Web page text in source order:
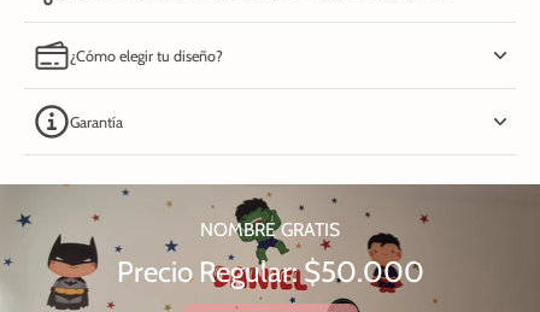
¿Cómo elegir tu diseño?
Garantía
NOMBRE GRATIS
Precio Regular: $50.000